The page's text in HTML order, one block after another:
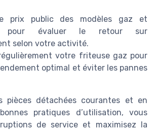
prix public des modèles gaz et
pour évaluer le retour sur
selon votre activité.
votre friteuse gaz pour
optimal et éviter les pannes
pièces détachées courantes et en
pratiques d’utilisation, vous
de service et maximisez la